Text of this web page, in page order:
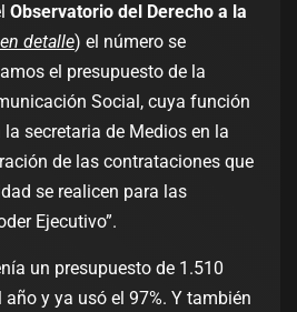
Observatorio del Derecho a la
detalle) el número se
el presupuesto de la
Social, cuya función
secretaria de Medios en la
de las contrataciones que
se realicen para las
Ejecutivo”.
un presupuesto de 1.510
y ya usó el 97%. Y también